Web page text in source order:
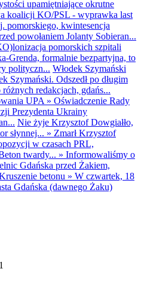
upamiętniające okrutne
koalicji KO/PSL - wyprawka last
pomorskiego, kwintesencja
powołaniem Jolanty Sobieran...
pomorskich szpitali
Grenda, formalnie bezpartyjna, to
polityczn... Włodek Szymański
Szymański. Odszedł po długim
redakcjach, gdańs...
UPA » Oświadczenie Rady
Prezydenta Ukrainy
Nie żyje Krzysztof Dowgiałło,
słynnej... » Zmarł Krzysztof
w czasach PRL,
twardy... » Informowaliśmy o
Gdańska przed Żakiem,
betonu » W czwartek, 18
Gdańska (dawnego Żaku)